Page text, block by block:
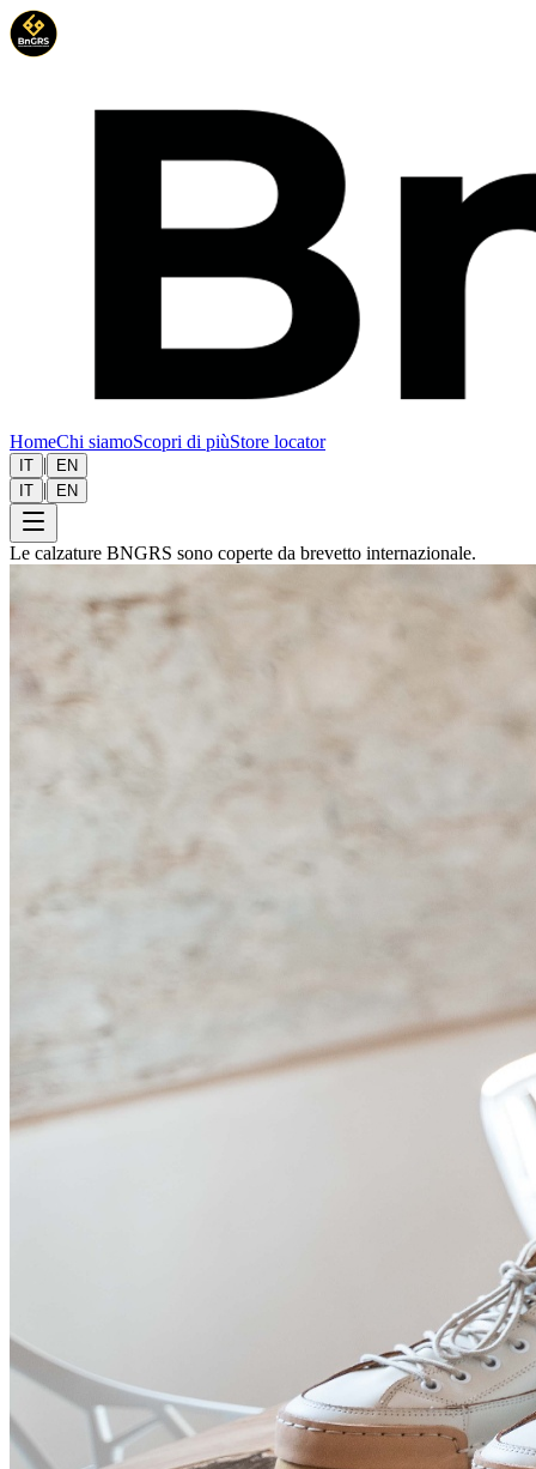
HomeChi siamoScopri di piùStore locator
IT |
EN
IT | EN
Le calzature BNGRS sono coperte da brevetto internazionale.